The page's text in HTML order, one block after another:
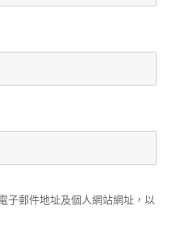
子郵件地址及個人網站網址，以